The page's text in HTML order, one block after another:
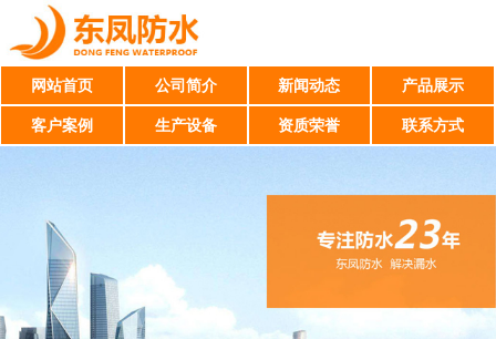
网站首页 公司简介 新闻动态 产品展示
客户案例 生产设备 资质荣誉 联系方式